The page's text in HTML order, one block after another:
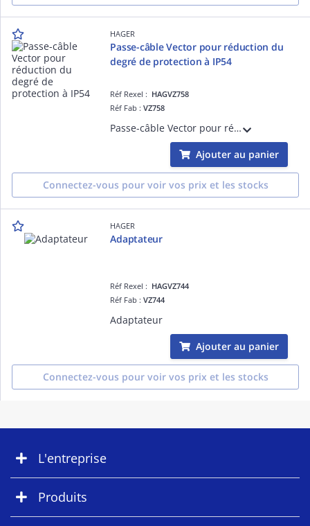
HAGER
Passe-câble Vector pour réduction du
degré de protection à IP54
Réf Rexel : HAGVZ758
Réf Fab :VZ758
Passe-câble Vector pour réduction du degré de protection à IP54
Ajouter au panier
Connectez-vous pour voir vos prix et les stocks
HAGER
Adaptateur
Réf Rexel : HAGVZ744
Réf Fab :VZ744
Adaptateur
Ajouter au panier
Connectez-vous pour voir vos prix et les stocks
L'entreprise
Produits